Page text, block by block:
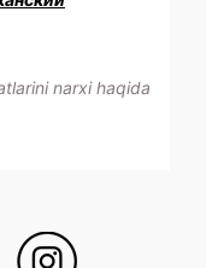
narxi haqida